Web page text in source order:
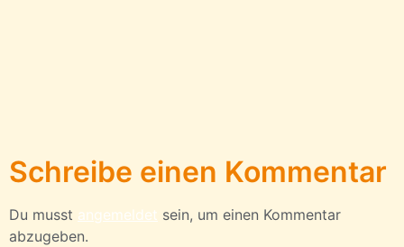
Schreibe einen Kommentar
Du musst angemeldet sein, um einen Kommentar
abzugeben.